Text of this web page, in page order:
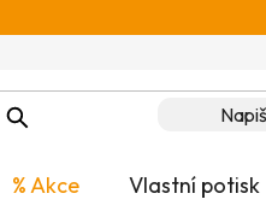
% Akce Vlastní potisk